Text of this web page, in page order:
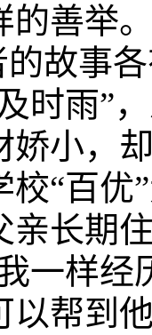
的善举
故事
时雨”
娇小，
校“百优
亲长期
一样
以帮到